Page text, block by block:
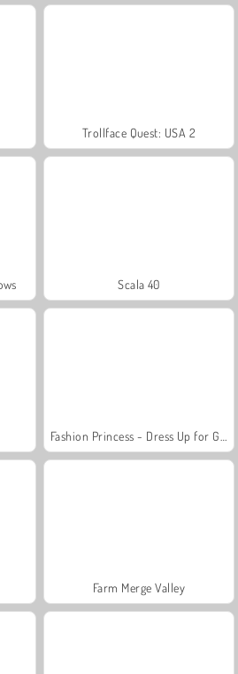
Trollface Quest: USA 2
Scala 40
Farm Merge Valley